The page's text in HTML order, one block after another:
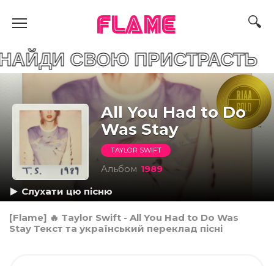
FLAME
СВОЮ ПРИСТРАСТЬ
All You Had to Do
Was Stay
TAYLOR SWIFT
Альбом 1989
Слухати цю пісню
[Flame] 🔥 Taylor Swift - All You Had to Do Was
Stay Текст та український переклад пісні